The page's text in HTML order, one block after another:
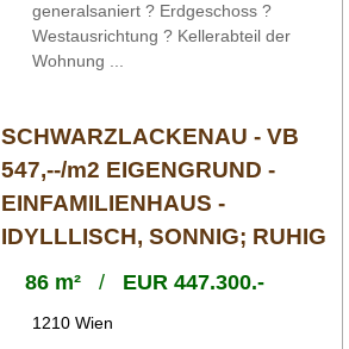
generalsaniert ? Erdgeschoss ?
Westausrichtung ? Kellerabteil der
Wohnung ...
SCHWARZLACKENAU - VB
547,--/m2 EIGENGRUND -
EINFAMILIENHAUS -
IDYLLLISCH, SONNIG; RUHIG
86 m²/ EUR 447.300.-
1210 Wien